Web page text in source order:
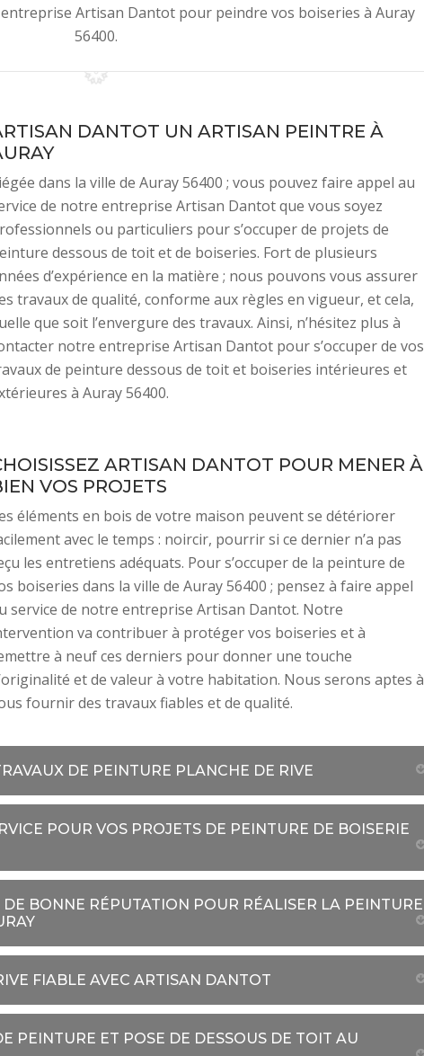
Artisan Dantot pour peindre vos boiseries à Auray
56400.
DANTOT UN ARTISAN PEINTRE À
dans la ville de Auray 56400 ; vous pouvez faire appel au
de notre entreprise Artisan Dantot que vous soyez
ou particuliers pour s’occuper de projets de
dessous de toit et de boiseries. Fort de plusieurs
d’expérience en la matière ; nous pouvons vous assurer
travaux de qualité, conforme aux règles en vigueur, et cela,
que soit l’envergure des travaux. Ainsi, n’hésitez plus à
notre entreprise Artisan Dantot pour s’occuper de vos
de peinture dessous de toit et boiseries intérieures et
à Auray 56400.
ARTISAN DANTOT POUR MENER À
VOS PROJETS
éléments en bois de votre maison peuvent se détériorer
avec le temps : noircir, pourrir si ce dernier n’a pas
les entretiens adéquats. Pour s’occuper de la peinture de
boiseries dans la ville de Auray 56400 ; pensez à faire appel
service de notre entreprise Artisan Dantot. Notre
va contribuer à protéger vos boiseries et à
à neuf ces derniers pour donner une touche
et de valeur à votre habitation. Nous serons aptes à
fournir des travaux fiables et de qualité.
DE PEINTURE PLANCHE DE RIVE
POUR VOS PROJETS DE PEINTURE DE BOISERIE
BONNE RÉPUTATION POUR RÉALISER LA PEINTURE
FIABLE AVEC ARTISAN DANTOT
PEINTURE ET POSE DE DESSOUS DE TOIT AU